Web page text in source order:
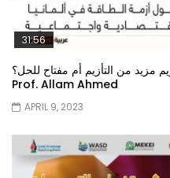
31:56
مزيد من التأزيم أم مفتاح للحل؟
Prof. Allam Ahmed
APRIL 9, 2023